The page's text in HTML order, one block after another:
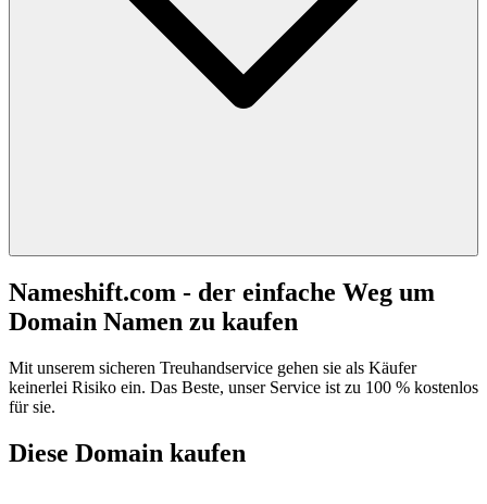
Nameshift.com - der einfache Weg um
Domain Namen zu kaufen
Mit unserem sicheren Treuhandservice gehen sie als Käufer
keinerlei Risiko ein. Das Beste, unser Service ist zu 100 % kostenlos
für sie.
Diese Domain kaufen